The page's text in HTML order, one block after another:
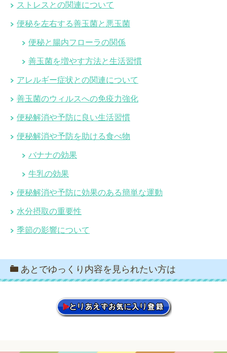
ストレスとの関連について
便秘を左右する善玉菌と悪玉菌
便秘と腸内フローラの関係
善玉菌を増やす方法と生活習慣
アレルギー症状との関連について
善玉菌のウィルスへの免疫力強化
便秘解消や予防に良い生活習慣
便秘解消や予防を助ける食べ物
バナナの効果
牛乳の効果
便秘解消や予防に効果のある簡単な運動
水分摂取の重要性
季節の影響について
あとでゆっくり内容を見られたい方は